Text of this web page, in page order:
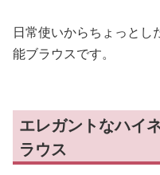
日常使いからちょっとし
能ブラウスです。
エレガントなハイ
ラウス